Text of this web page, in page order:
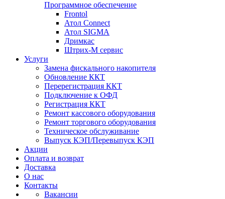
Программное обеспечение
Frontol
Атол Connect
Атол SIGMA
Дримкас
Штрих-М сервис
Услуги
Замена фискального накопителя
Обновление ККТ
Перерегистрация ККТ
Подключение к ОФД
Регистрация ККТ
Ремонт кассового оборудования
Ремонт торгового оборудования
Техническое обслуживание
Выпуск КЭП/Перевыпуск КЭП
Акции
Оплата и возврат
Доставка
О нас
Контакты
Вакансии